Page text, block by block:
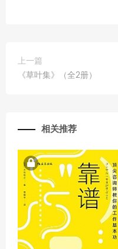
上一篇
《草叶集》（全2册）
相关推荐